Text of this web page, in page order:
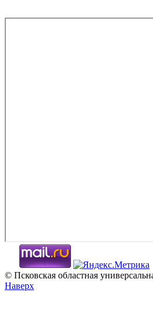
© Псковская областная
Наверх